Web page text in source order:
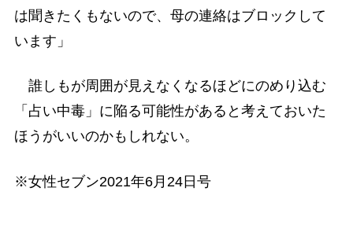
は聞きたくもないので、母の連絡はブロックして
います」
誰しもが周囲が見えなくなるほどにのめり込む
「占い中毒」に陥る可能性があると考えておいた
ほうがいいのかもしれない。
※女性セブン2021年6月24日号